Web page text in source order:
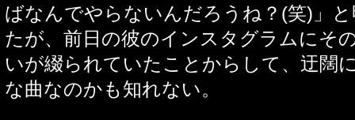
ばなんでやらないんだろうね？ (笑) 」
たが、前日の彼のインスタグラムにそ
いが綴られていたことからして、迂闊
な曲なのかも知れない。